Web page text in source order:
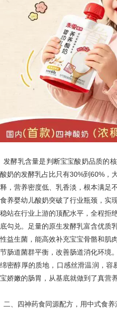
发酵乳含量是判断宝宝酸奶品质的
酸奶的发酵乳占比只有30%到60%，
释，营养密度低、乳香淡，根本满足
食养婴幼儿酸奶突破了行业瓶颈，实
稳站在行业上游的顶配水平，全程拒
底勾兑。足量的原生发酵乳富含优质
性益生菌，能高效补充宝宝骨骼和肌
节肠道菌群平衡，改善肠道消化环境
绵密醇厚的质地，口感丝滑温润，容
宝娇嫩的肠胃，从基底就做到了真营
二、四神药食同源配方，用中式食